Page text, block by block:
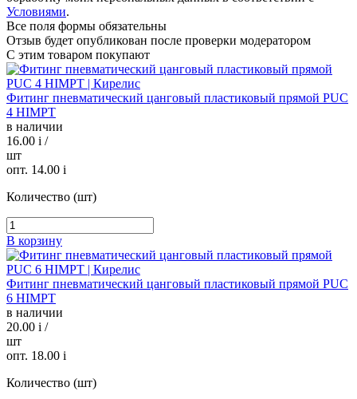
Условиями.
Все поля формы обязательны
Отзыв будет опубликован после проверки модератором
С этим товаром покупают
Фитинг пневматический цанговый пластиковый прямой PUC
4 HIMPT
в наличии
16.00 i /
шт
опт. 14.00 i
Количество (шт)
В корзину
Фитинг пневматический цанговый пластиковый прямой PUC
6 HIMPT
в наличии
20.00 i /
шт
опт. 18.00 i
Количество (шт)